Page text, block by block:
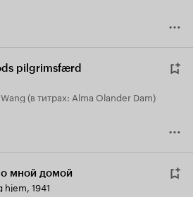
pilgrimsfærd
Wang (в титрах: Alma Olander Dam)
мной домой
hjem, 1941